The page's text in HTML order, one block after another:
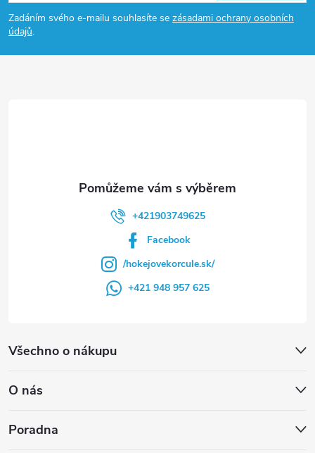
p
a
Zadáním svého e-mailu souhlasíte se zásadami ochrany osobních
údajů.
Všechno o nákupu
O nás
Poradna
+421903749625
Facebook
/hokejovekorcule.sk/
+421 948 957 625